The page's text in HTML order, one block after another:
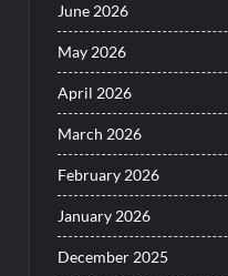
June 2026
May 2026
April 2026
March 2026
February 2026
January 2026
December 2025